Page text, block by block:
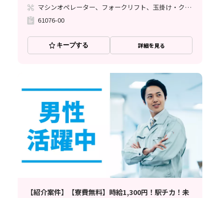
マシンオペレーター、フォークリフト、玉掛け・クレーン
61076-00
キープする 詳細を見る
【紹介案件】【寮費無料】時給1,300円！駅チカ！未